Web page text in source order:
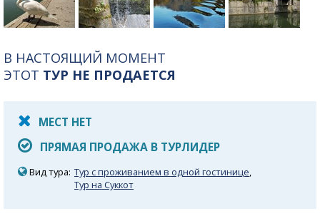
В НАСТОЯЩИЙ МОМЕНТ
ЭТОТ ТУР НЕ ПРОДАЕТСЯ
МЕСТ НЕТ
ПРЯМАЯ ПРОДАЖА В ТУРЛИДЕР
Вид тура: Тур с проживанием в одной гостинице,
Тур на Суккот